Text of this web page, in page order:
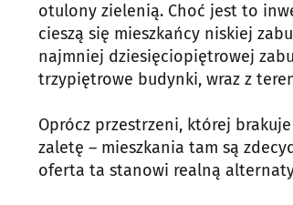
otulony zielenią. Choć jest to
cieszą się mieszkańcy niskiej
najmniej dziesięciopiętrowej
trzypiętrowe budynki, wraz z
Oprócz przestrzeni, której
zaletę – mieszkania tam są
oferta ta stanowi realną